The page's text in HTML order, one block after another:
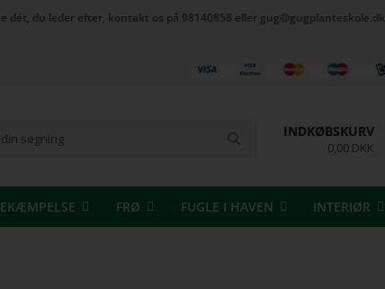
dét, du leder efter, kontakt os på 98140858 eller gug@gugplanteskole.dk
INDKØBSKURV
0,00 DKK
FRØ FUGLE I HAVEN INTERIØR